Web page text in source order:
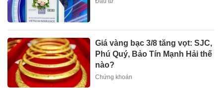
Giá vàng bạc 3/8 tăng vọt: SJC,
Phú Quý, Bảo Tín Mạnh Hải thế
nào?
Chứng khoán